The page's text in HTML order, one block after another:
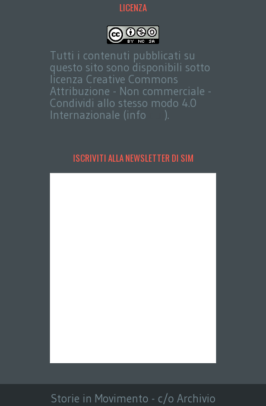
LICENZA
Tutti i contenuti pubblicati su
questo sito sono disponibili sotto
licenza Creative Commons
Attribuzione - Non commerciale -
Condividi allo stesso modo 4.0
Internazionale (info
).
ISCRIVITI ALLA NEWSLETTER DI SIM
Storie in Movimento - c/o Archivio